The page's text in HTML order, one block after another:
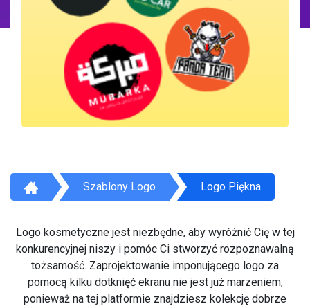
Szablony Logo Logo Piękna
Logo kosmetyczne jest niezbędne, aby wyróżnić Cię w tej
konkurencyjnej niszy i pomóc Ci stworzyć rozpoznawalną
tożsamość. Zaprojektowanie imponującego logo za
pomocą kilku dotknięć ekranu nie jest już marzeniem,
ponieważ na tej platformie znajdziesz kolekcję dobrze